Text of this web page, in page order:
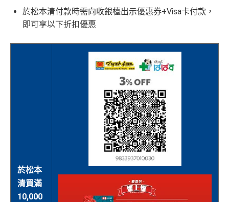
於松本清付款時需向收銀檯出示優惠券+Visa卡付款，
即可享以下折扣優惠
於松本
清買滿
10,000